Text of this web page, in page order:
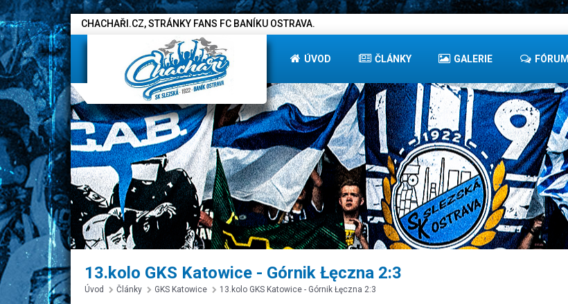
CHACHAŘI.CZ, STRÁNKY FANS FC BANÍKU OSTRAVA.
ÚVOD ČLÁNKY GALERIE FÓRUM
13.kolo GKS Katowice - Górnik Łęczna 2:3
Úvod Články GKS Katowice 13.kolo GKS Katowice - Górnik Łęczna 2:3